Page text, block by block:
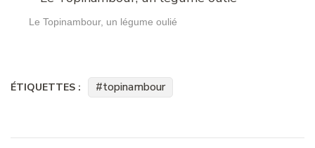
Le Topinambour, un légume oulié
ÉTIQUETTES : topinambour